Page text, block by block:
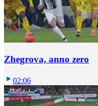
Zhegrova, anno zero
02:06